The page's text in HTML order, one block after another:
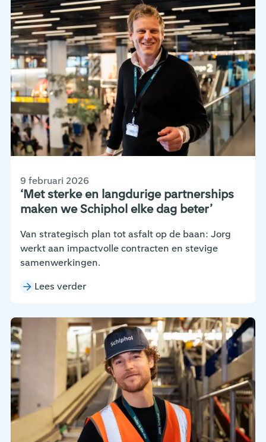
‘Met sterke en langdurige partnerships
maken we Schiphol elke dag beter’
9 februari 2026
Van strategisch plan tot asfalt op de baan: Jorg
werkt aan impactvolle contracten en stevige
samenwerkingen.
Lees verder